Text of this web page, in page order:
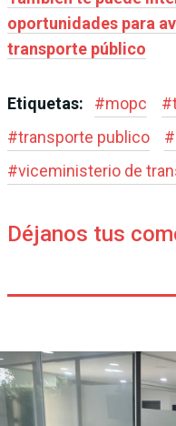
oportunidades para
transporte público
Etiquetas: #mopc #
#transporte publico #
#viceministerio de
Déjanos tus